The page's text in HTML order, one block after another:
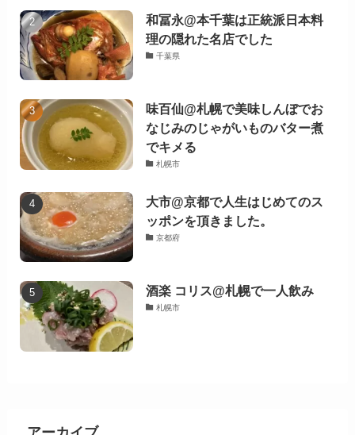
和冨永@本千葉は正統派日本料
理の隠れた名店でした
千葉県
味百仙@札幌で美味しんぼでお
なじみのじゃがいものバター煮
でキメる
札幌市
大市@京都で人生はじめてのス
ッポンを頂きました。
京都府
酒楽 コリス@札幌で一人飲み
札幌市